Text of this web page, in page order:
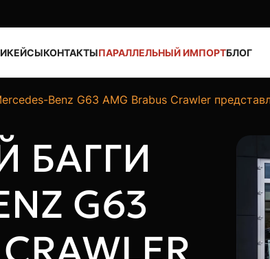
КЕЙСЫКОНТАКТЫПАРАЛЛЕЛЬНЫЙ ИМПОРТБЛОГ
Benz G63 AMG Brabus Crawler
БАГГИ
G63